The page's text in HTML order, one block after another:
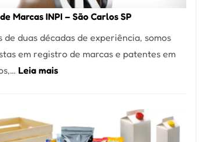
do
Itaim
Marcas INPI – São Carlos SP
de duas décadas de experiência, somos
em registro de marcas e patentes em
Leia mais:
INPI